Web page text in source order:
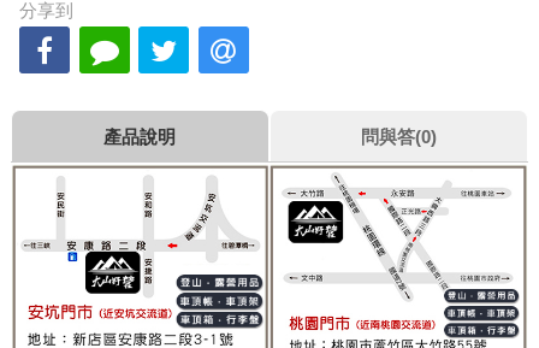
分享到
產品說明 問與答(0)